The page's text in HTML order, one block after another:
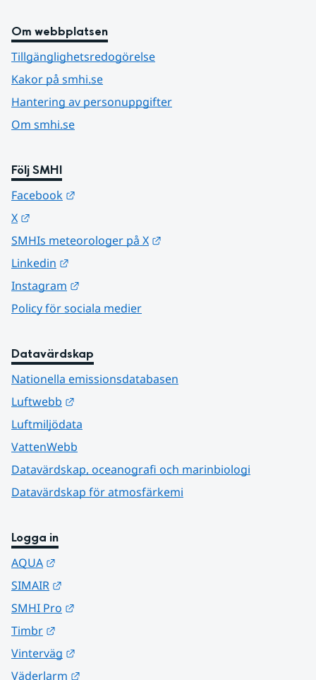
Om webbplatsen
Tillgänglighetsredogörelse
Kakor på smhi.se
Hantering av personuppgifter
Om smhi.se
Följ SMHI
Facebook
X
SMHIs meteorologer på X
Linkedin
Instagram
Policy för sociala medier
Datavärdskap
Nationella emissionsdatabasen
Luftwebb
Luftmiljödata
VattenWebb
Datavärdskap, oceanografi och marinbiologi
Datavärdskap för atmosfärkemi
Logga in
AQUA
SIMAIR
SMHI Pro
Timbr
Vinterväg
Väderlarm